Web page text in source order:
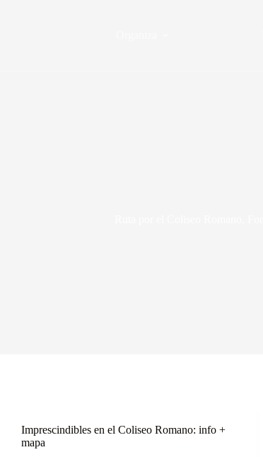
Imprescindibles en el Coliseo Romano: info +
mapa